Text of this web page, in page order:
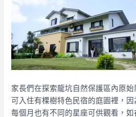
家長們在探索龍坑自然保護區內原
可入住有棵樹特色民宿的庭園裡，因
每個月也有不同的星座可供觀看，如